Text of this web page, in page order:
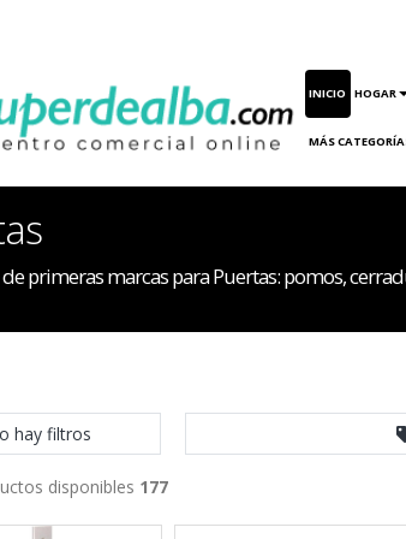
INICIO HOGAR
MÁS
primeras marcas para Puertas: pomos,
hay filtros
disponibles 177